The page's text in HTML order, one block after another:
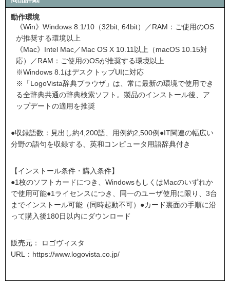
動作環境
《Win》Windows 8.1/10（32bit, 64bit）／RAM：ご使用のOS
が推奨する環境以上
《Mac》Intel Mac／Mac OS X 10.11以上（macOS 10.15対
応）／RAM：ご使用のOSが推奨する環境以上
※Windows 8.1はデスクトップUIに対応
※「LogoVista辞典ブラウザ」は、常に最新の環境で使用でき
る全辞典共通の辞典検索ソフト。製品のインストール後、ア
ップデートの適用を推奨
●収録語数：見出し約4,200語、用例約2,500例●IT関連の幅広い
分野の語句を収録する、英和コンピュータ用語辞典付き
【インストール条件・購入条件】
●1枚のソフトカードにつき、WindowsもしくはMacのいずれか
で使用可能●1ライセンスにつき、同一のユーザ使用に限り、3台
までインストール可能（同時起動不可）●カード裏面の手順に沿
って購入後180日以内にダウンロード
販売元： ロゴヴィスタ
URL： https://www.logovista.co.jp/